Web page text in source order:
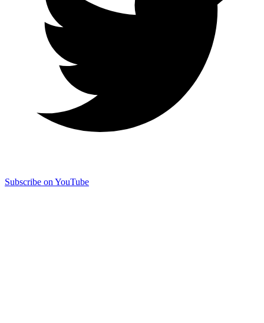
Subscribe on YouTube